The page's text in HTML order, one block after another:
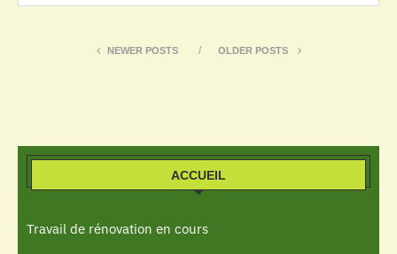
NEWER POSTS OLDER POSTS
ACCUEIL
Travail de rénovation en cours